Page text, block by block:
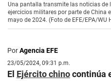
Una pantalla transmite las noticias de
ejercicios militares por parte de China
mayo de 2024. (Foto de EFE/EPA/WU
PorAgencia EFE
23/05/2024, 09:31 p.m.
El Ejército chinocontinúa